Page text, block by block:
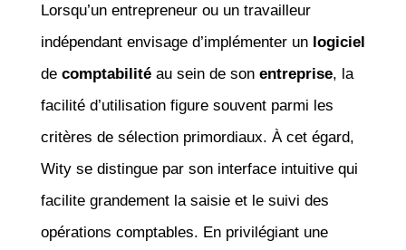
Lorsqu’un entrepreneur ou un travailleur
indépendant envisage d’implémenter un logiciel
de comptabilitéau sein de son entreprise, la
facilité d’utilisation figure souvent parmi les
critères de sélection primordiaux. À cet égard,
Wity se distingue par son interface intuitive qui
facilite grandement la saisie et le suivi des
opérations comptables. En privilégiant une